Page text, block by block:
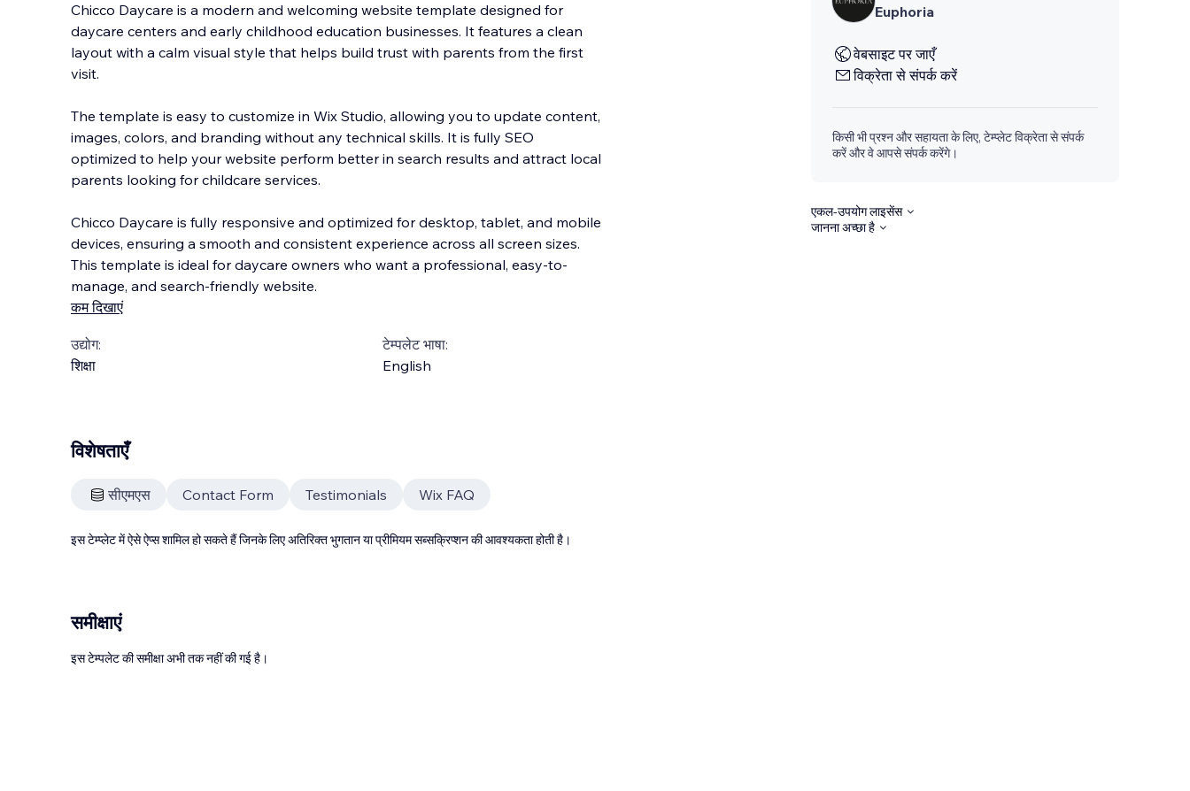
Chicco Daycare is a modern and welcoming website template designed for
daycare centers and early childhood education businesses. It features a clean
layout with a calm visual style that helps build trust with parents from the first
visit.
The template is easy to customize in Wix Studio, allowing you to update content,
images, colors, and branding without any technical skills. It is fully SEO
optimized to help your website perform better in search results and attract local
parents looking for childcare services.
Chicco Daycare is fully responsive and optimized for desktop, tablet, and mobile
devices, ensuring a smooth and consistent experience across all screen sizes.
This template is ideal for daycare owners who want a professional, easy-to-
manage, and search-friendly website.
कम दिखाएं
उद्योग:
शिक्षा
टेम्पलेट भाषा:
English
Euphoria
वेबसाइट पर जाएँ
विक्रेता से संपर्क करें
किसी भी प्रश्न और सहायता के लिए, टेम्प्लेट विक्रेता से संपर्क
करें और वे आपसे संपर्क करेंगे।
एकल-उपयोग लाइसेंस
जानना अच्छा है
विशेषताएँ
सीएमएस Contact Form Testimonials Wix FAQ
इस टेम्प्लेट में ऐसे ऐप्स शामिल हो सकते हैं जिनके लिए अतिरिक्त भुगतान या प्रीमियम सब्सक्रिप्शन की आवश्यकता होती है।
समीक्षाएं
इस टेम्पलेट की समीक्षा अभी तक नहीं की गई है।